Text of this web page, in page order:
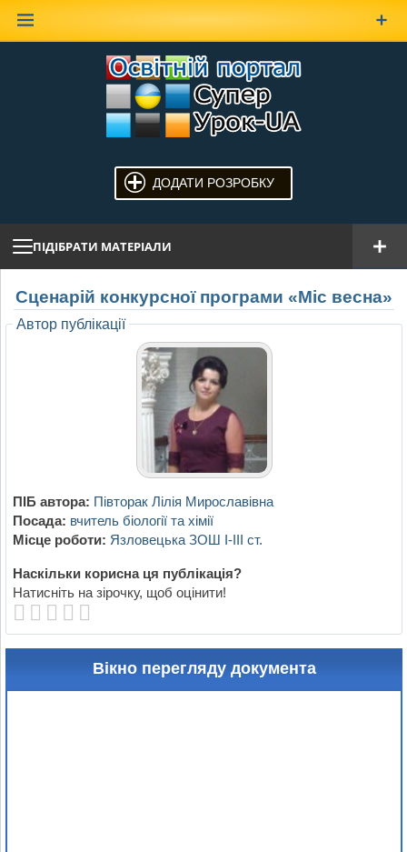
ДОДАТИ РОЗРОБКУ
ПІДІБРАТИ МАТЕРІАЛИ
Сценарій конкурсної програми «Міс весна»
Автор публікації
ПІБ автора: Півторак Лілія Мирославівна
Посада: вчитель біології та хімії
Місце роботи: Язловецька ЗОШ І-ІІІ ст.
Наскільки корисна ця публікація?
Натисніть на зірочку, щоб оцінити!
Вікно перегляду документа